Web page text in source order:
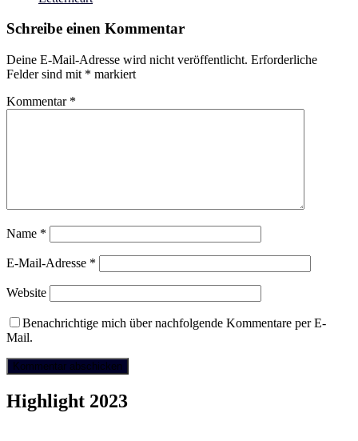
Schreibe einen Kommentar
Deine E-Mail-Adresse wird nicht veröffentlicht. Erforderliche
Felder sind mit * markiert
Kommentar *
Name *
E-Mail-Adresse *
Website
Benachrichtige mich über nachfolgende Kommentare per E-
Mail.
Highlight 2023